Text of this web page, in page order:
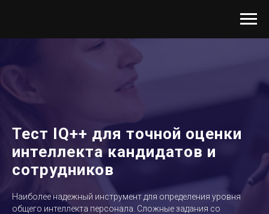
Тест IQ++ для точной оценки
интеллекта кандидатов и
сотрудников
Наиболее надежный инструмент для определения уровня
общего интеллекта персонала. Сложные задания со